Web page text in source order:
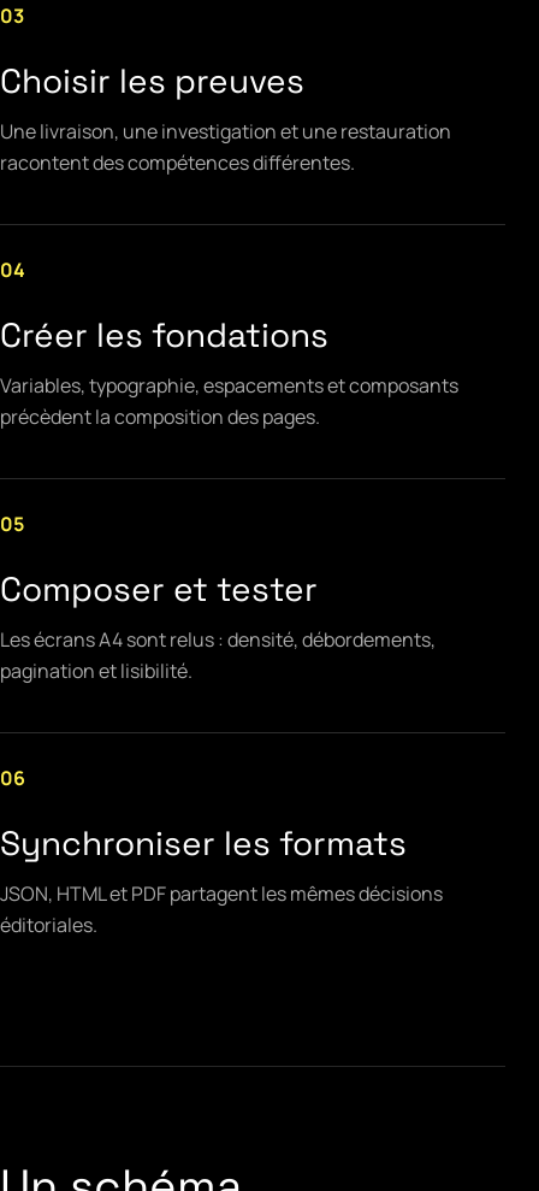
03
Choisir les preuves
Une livraison, une investigation et une restauration
racontent des compétences différentes.
04
Créer les fondations
Variables, typographie, espacements et composants
précèdent la composition des pages.
05
Composer et tester
Les écrans A4 sont relus : densité, débordements,
pagination et lisibilité.
06
Synchroniser les formats
JSON, HTML et PDF partagent les mêmes décisions
éditoriales.